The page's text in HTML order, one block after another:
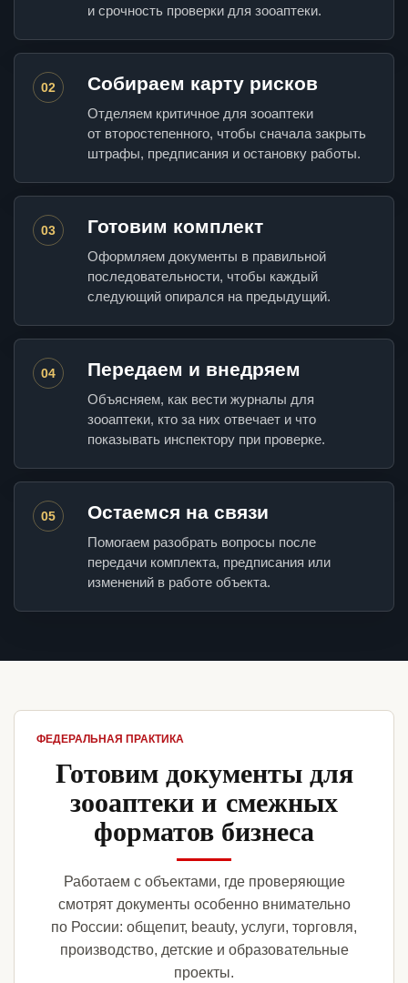
и срочность проверки для зооаптеки.
02 Собираем карту рисков
Отделяем критичное для зооаптеки
от второстепенного, чтобы сначала закрыть
штрафы, предписания и остановку работы.
03 Готовим комплект
Оформляем документы в правильной
последовательности, чтобы каждый
следующий опирался на предыдущий.
04 Передаем и внедряем
Объясняем, как вести журналы для
зооаптеки, кто за них отвечает и что
показывать инспектору при проверке.
05 Остаемся на связи
Помогаем разобрать вопросы после
передачи комплекта, предписания или
изменений в работе объекта.
ФЕДЕРАЛЬНАЯ ПРАКТИКА
Готовим документы для
зооаптеки и смежных
форматов бизнеса
Работаем с объектами, где проверяющие
смотрят документы особенно внимательно
по России: общепит, beauty, услуги, торговля,
производство, детские и образовательные
проекты.